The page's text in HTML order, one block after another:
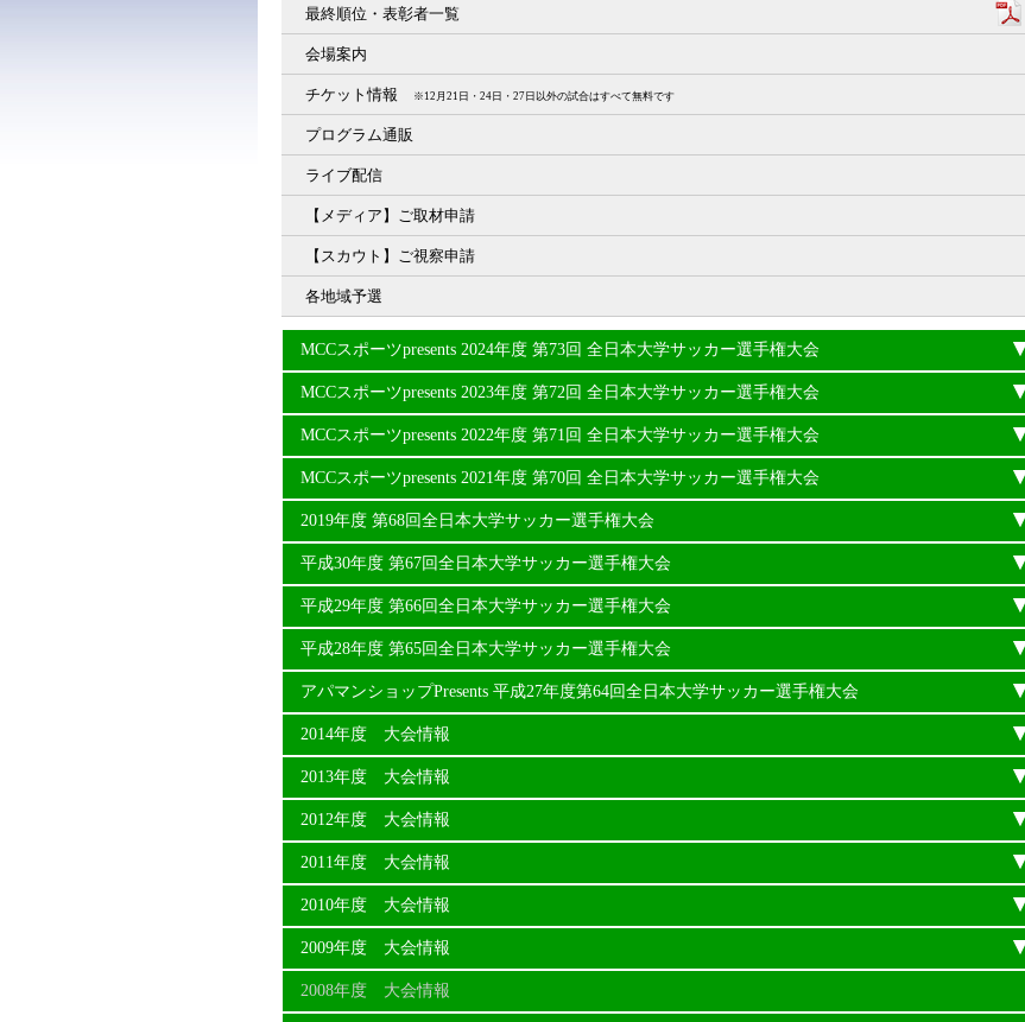
最終順位・表彰者一覧
会場案内
チケット情報 ※12月21日・24日・27日以外の試合はすべて無料です
プログラム通販
ライブ配信
【メディア】ご取材申請
【スカウト】ご視察申請
各地域予選
MCCスポーツpresents 2024年度 第73回 全日本大学サッカー選手権大会
MCCスポーツpresents 2023年度 第72回 全日本大学サッカー選手権大会
MCCスポーツpresents 2022年度 第71回 全日本大学サッカー選手権大会
MCCスポーツpresents 2021年度 第70回 全日本大学サッカー選手権大会
2019年度 第68回全日本大学サッカー選手権大会
平成30年度 第67回全日本大学サッカー選手権大会
平成29年度 第66回全日本大学サッカー選手権大会
平成28年度 第65回全日本大学サッカー選手権大会
アパマンショップPresents 平成27年度第64回全日本大学サッカー選手権大会
2014年度 大会情報
2013年度 大会情報
2012年度 大会情報
2011年度 大会情報
2010年度 大会情報
2009年度 大会情報
2008年度 大会情報